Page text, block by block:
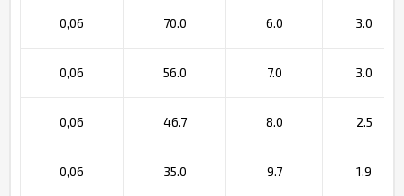
0,06 70.0 6.0 3.0
0,06 56.0 7.0 3.0
0,06 46.7 8.0 2.5
0,06 35.0 9.7 1.9